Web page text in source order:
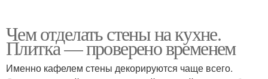
Чем отделать стены на кухне.
Плитка — проверено временем
Именно кафелем стены декорируются чаще всего.